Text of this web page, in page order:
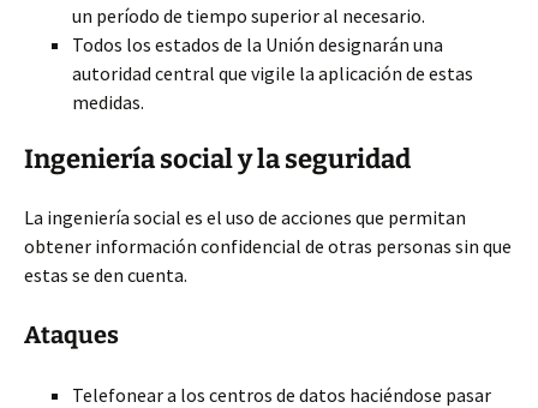
un período de tiempo superior al necesario.
Todos los estados de la Unión designarán una
autoridad central que vigile la aplicación de estas
medidas.
Ingeniería social y la seguridad
La ingeniería social es el uso de acciones que permitan
obtener información confidencial de otras personas sin que
estas se den cuenta.
Ataques
Telefonear a los centros de datos haciéndose pasar